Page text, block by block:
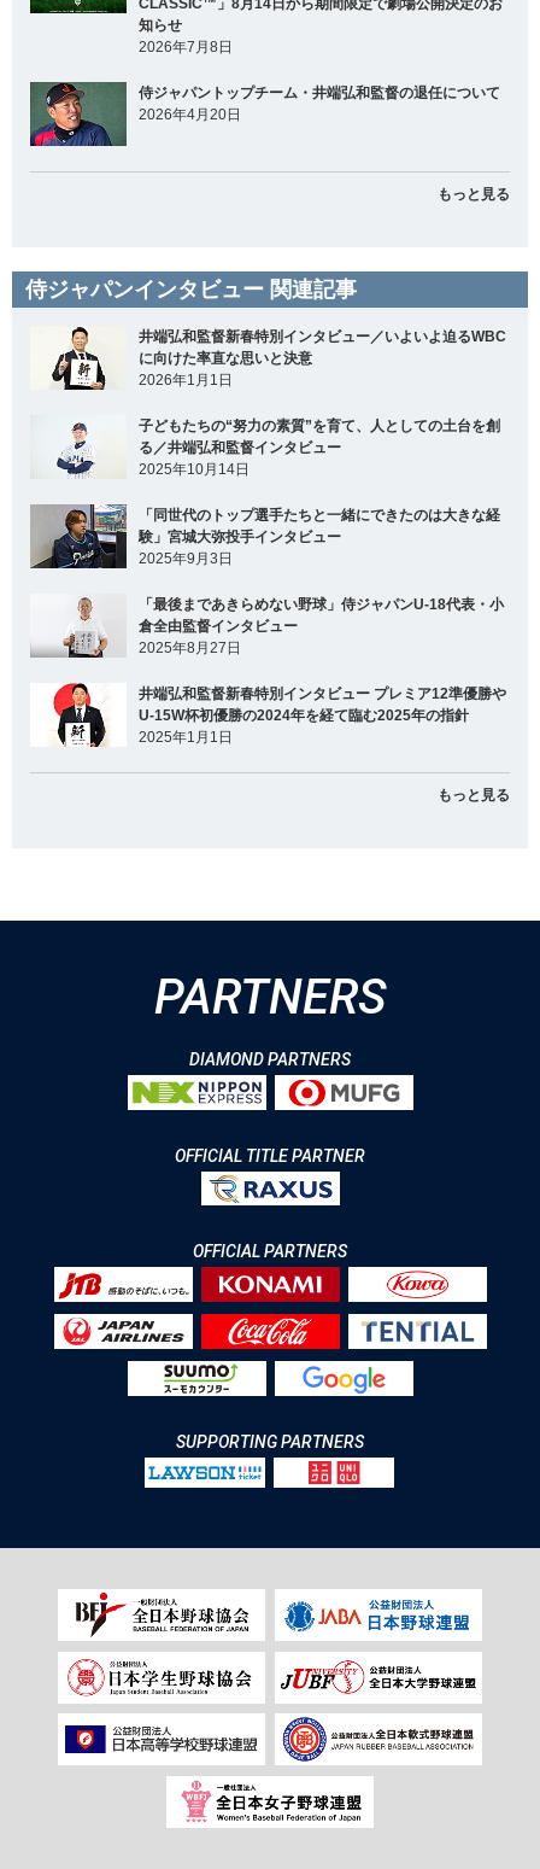
CLASSIC™」8月14日から期間限定で劇場公開決定のお
知らせ
2026年7月8日
侍ジャパントップチーム・井端弘和監督の退任について
2026年4月20日
もっと見る
侍ジャパンインタビュー 関連記事
井端弘和監督新春特別インタビュー／いよいよ迫るWBC
に向けた率直な思いと決意
2026年1月1日
子どもたちの“努力の素質”を育て、人としての土台を創
る／井端弘和監督インタビュー
2025年10月14日
「同世代のトップ選手たちと一緒にできたのは大きな経
験」宮城大弥投手インタビュー
2025年9月3日
「最後まであきらめない野球」侍ジャパンU-18代表・小
倉全由監督インタビュー
2025年8月27日
井端弘和監督新春特別インタビュー プレミア12準優勝や
U-15W杯初優勝の2024年を経て臨む2025年の指針
2025年1月1日
もっと見る
PARTNERS
DIAMOND PARTNERS
OFFICIAL TITLE PARTNER
OFFICIAL PARTNERS
SUPPORTING PARTNERS